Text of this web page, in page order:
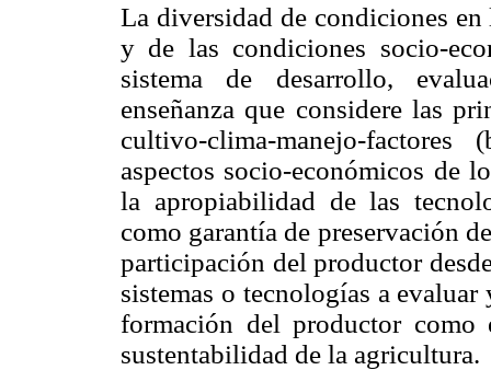
La diversidad de condiciones en
y de las condiciones socio-
sistema de desarrollo,
enseñanza que considere las
cultivo-clima-manejo-
aspectos socio-económicos de
la apropiabilidad de las
como garantía de preservación
participación del productor
sistemas o tecnologías a
formación del productor como
sustentabilidad de la agricultura.